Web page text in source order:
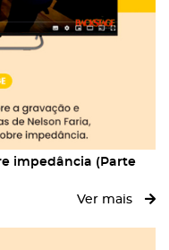
impedância (Parte
Ver mais